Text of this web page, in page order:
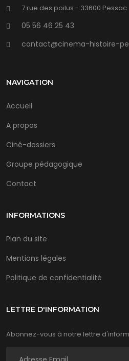
7 rue des poilus - 33600 Pessac
05 56 46 25 43
contact@cinema-histoire-
NAVIGATION
Accueil
A propos
Ciné-dossiers
Groupe pédagogique
Contact
INFORMATIONS
Plan du site
Mentions légales
Politique de confidentialité
LETTRE D'INFORMATION
Abonnez-vous à notre lettre